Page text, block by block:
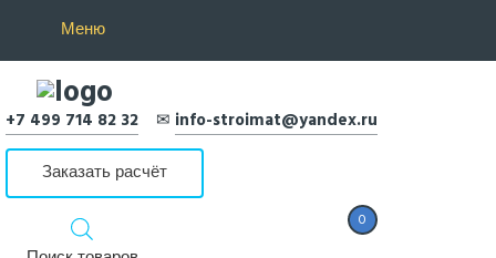
Меню
+7 499 714 82 32 ✉ info-stroimat@yandex.ru
Заказать расчёт
0